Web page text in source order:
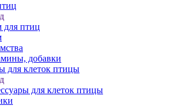
для птиц
добавки
для клеток птицы
для клеток птицы